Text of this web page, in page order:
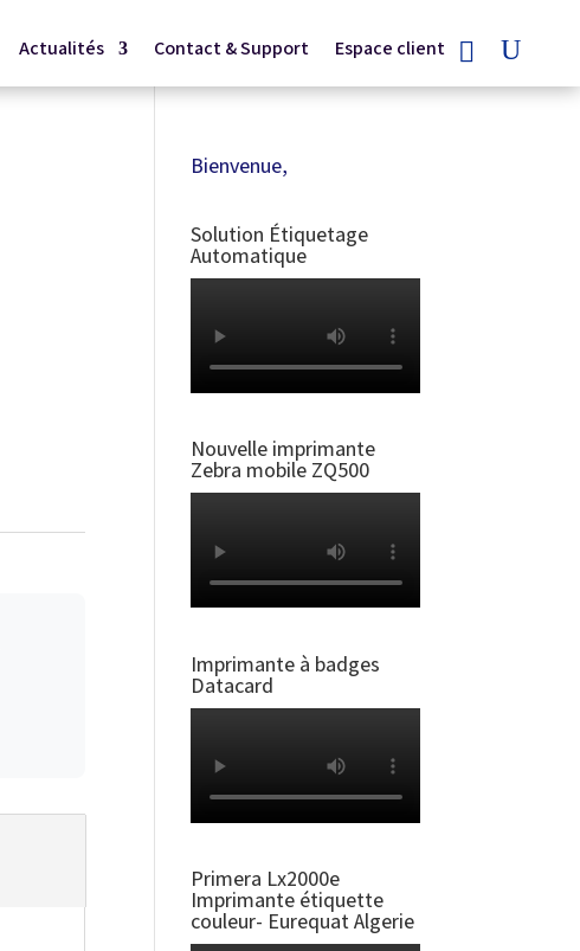
Actualités Contact & Support Espace client
Bienvenue,
Solution Étiquetage
Automatique
Nouvelle imprimante
Zebra mobile ZQ500
Imprimante à badges
Datacard
Primera Lx2000e
Imprimante étiquette
couleur- Eurequat Algerie